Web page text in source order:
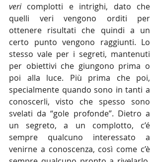
veri complotti e intrighi, dato che
quelli veri vengono orditi per
ottenere risultati che quindi a un
certo punto vengono raggiunti. Lo
stesso vale per i segreti, mantenuti
per obiettivi che giungono prima o
poi alla luce. Più prima che poi,
specialmente quando sono in tanti a
conoscerli, visto che spesso sono
svelati da “gole profonde”. Dietro a
un segreto, a un complotto, c’é
sempre qualcuno interessato a
venirne a conoscenza, così come c’è